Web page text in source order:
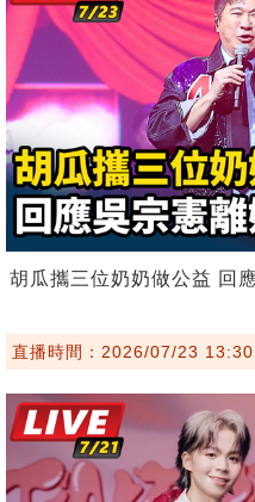
胡瓜攜三位奶奶做公益 回
直播時間：2026/07/23 13:30